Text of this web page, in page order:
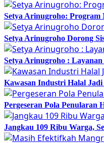
Setya Arinugroho: Program
Setya Arinugroho Dorong
Setya Arinugroho :
Kawasan Industri Halal
Pergeseran Pola
Jangkau 109 Ribu Warga,